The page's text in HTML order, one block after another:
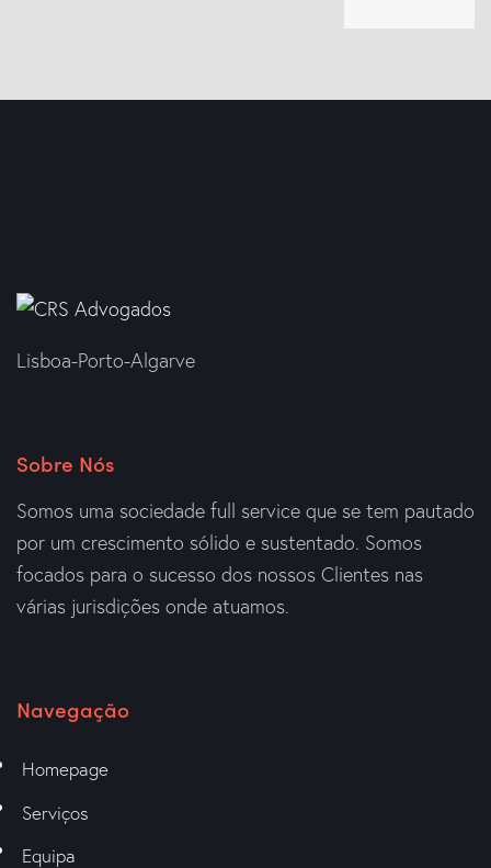
Lisboa-Porto-Algarve
Sobre Nós
Somos uma sociedade full service que se tem pautado
por um crescimento sólido e sustentado. Somos
focados para o sucesso dos nossos Clientes nas
várias jurisdições onde atuamos.
Navegação
Homepage
Serviços
Equipa